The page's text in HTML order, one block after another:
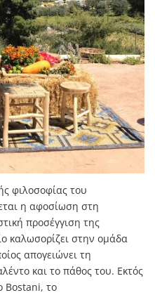
φιλοσοφίας του
η αφοσίωση στη
προσέγγιση της
καλωσορίζει στην ομάδα
απογειώνει τη
και το πάθος του. Εκτός
Bostani, το